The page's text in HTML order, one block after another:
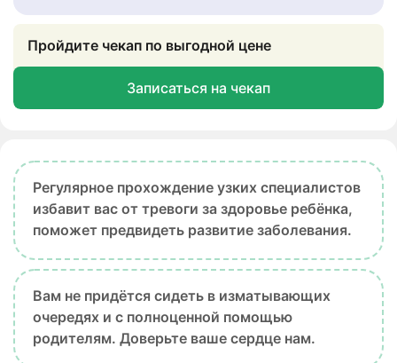
Пройдите чекап по выгодной цене
Записаться на чекап
Регулярное прохождение узких специалистов
избавит вас от тревоги за здоровье ребёнка,
поможет предвидеть развитие заболевания.
Вам не придётся сидеть в изматывающих
очередях и с полноценной помощью
родителям. Доверьте ваше сердце нам.